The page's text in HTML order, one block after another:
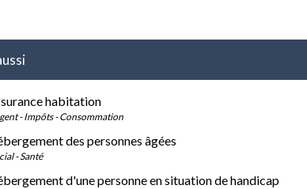
habitation
- Impôts - Consommation
des personnes âgées
- Santé
d'une personne en situation de handicap